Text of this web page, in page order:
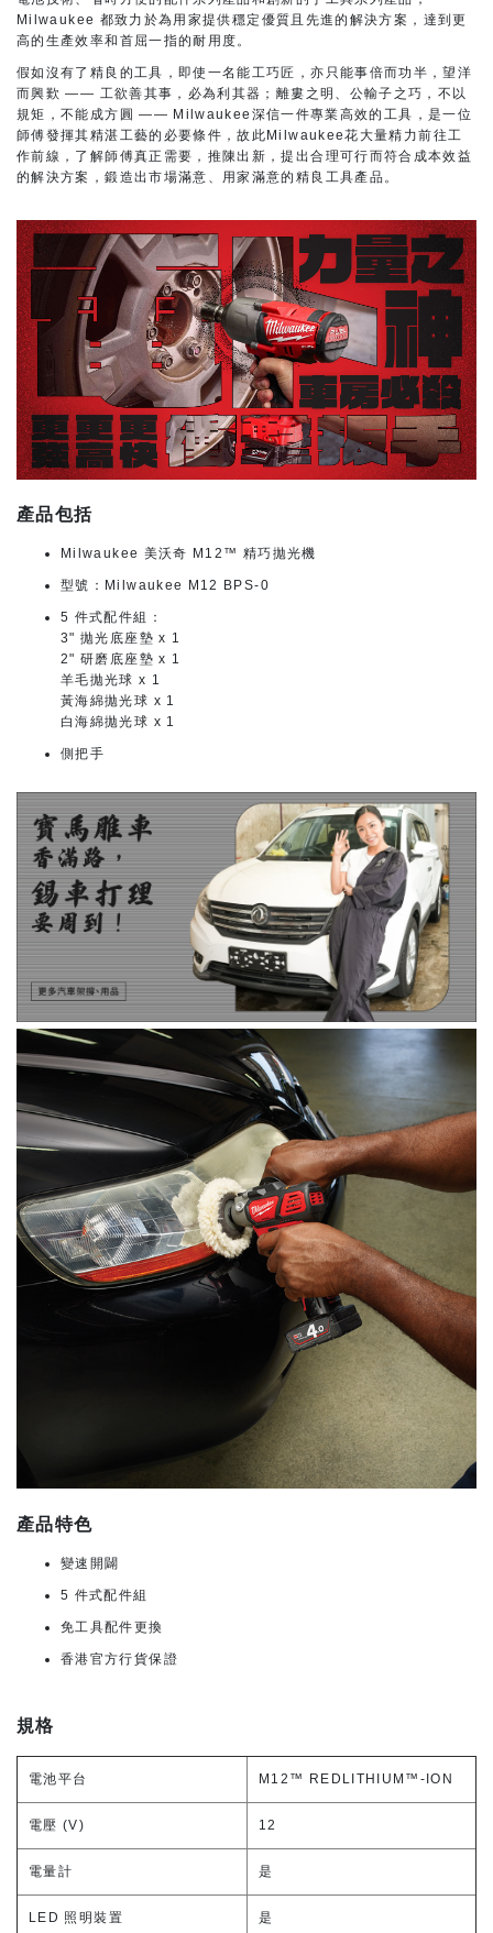
Milwaukee 都致力於為用家提供穩定優質且先進的解決方案，達到更
高的生產效率和首屈一指的耐用度。
假如沒有了精良的工具，即使一名能工巧匠，亦只能事倍而功半，望洋
而興歎 —— 工欲善其事，必為利其器；離婁之明、公輸子之巧，不以
規矩，不能成方圓 —— Milwaukee深信一件專業高效的工具，是一位
師傅發揮其精湛工藝的必要條件，故此Milwaukee花大量精力前往工
作前線，了解師傅真正需要，推陳出新，提出合理可行而符合成本效益
的解決方案，鍛造出市場滿意、用家滿意的精良工具產品。
產品包括
Milwaukee 美沃奇 M12™ 精巧拋光機
型號：Milwaukee M12 BPS-0
5 件式配件組：
3" 拋光底座墊 x 1
2" 研磨底座墊 x 1
羊毛拋光球 x 1
黃海綿拋光球 x 1
白海綿拋光球 x 1
側把手
產品特色
變速開闢
5 件式配件組
免工具配件更換
香港官方行貨保證
規格
電池平台 M12™ REDLITHIUM™-ION
電壓 (V) 12
電量計 是
LED 照明裝置 是